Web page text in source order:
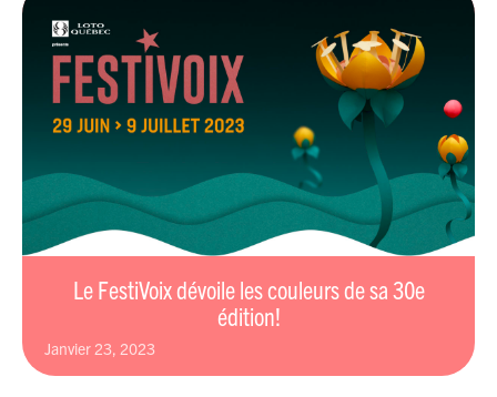
Le FestiVoix dévoile les couleurs de sa 30e
édition!
janvier 23, 2023